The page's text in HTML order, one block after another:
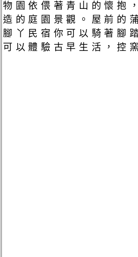
物園依偎著青山的懷抱
造的庭園景觀。屋前的
腳丫民宿你可以騎著腳
可以體驗古早生活，控